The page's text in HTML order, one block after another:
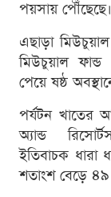
পয়সায় পৌঁছেছে।
এছাড়া
মিউচুয়াল
পেয়ে ষষ্ঠ
পর্যটন খাতের
অ্যান্ড
ইতিবাচক ধারা
শতাংশ বেড়ে